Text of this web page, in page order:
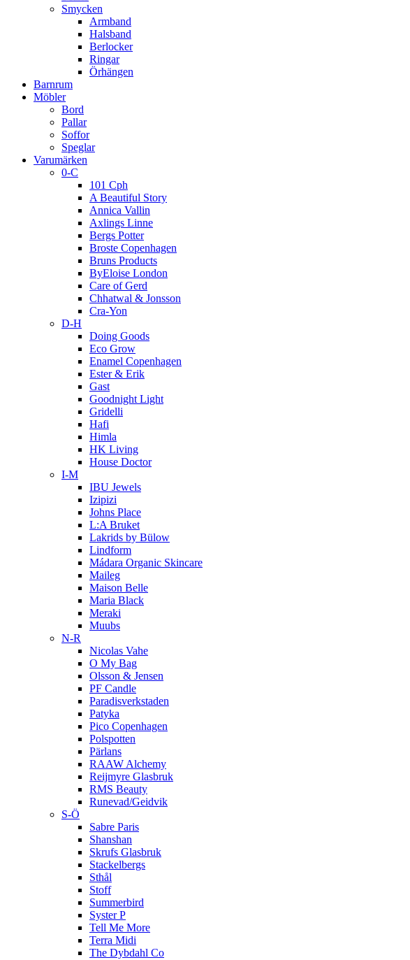
Smycken
Armband
Halsband
Berlocker
Ringar
Örhängen
Barnrum
Möbler
Bord
Pallar
Soffor
Speglar
Varumärken
0-C
101 Cph
A Beautiful Story
Annica Vallin
Axlings Linne
Bergs Potter
Broste Copenhagen
Bruns Products
ByEloise London
Care of Gerd
Chhatwal & Jonsson
Cra-Yon
D-H
Doing Goods
Eco Grow
Enamel Copenhagen
Ester & Erik
Gast
Goodnight Light
Gridelli
Hafi
Himla
HK Living
House Doctor
I-M
IBU Jewels
Izipizi
Johns Place
L:A Bruket
Lakrids by Bülow
Lindform
Mádara Organic Skincare
Maileg
Maison Belle
Maria Black
Meraki
Muubs
N-R
Nicolas Vahe
O My Bag
Olsson & Jensen
PF Candle
Paradisverkstaden
Patyka
Pico Copenhagen
Polspotten
Pärlans
RAAW Alchemy
Reijmyre Glasbruk
RMS Beauty
Runevad/Geidvik
S-Ö
Sabre Paris
Shanshan
Skrufs Glasbruk
Stackelbergs
Sthål
Stoff
Summerbird
Syster P
Tell Me More
Terra Midi
The Dybdahl Co